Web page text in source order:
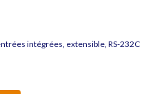
intégrées, extensible, RS-232C